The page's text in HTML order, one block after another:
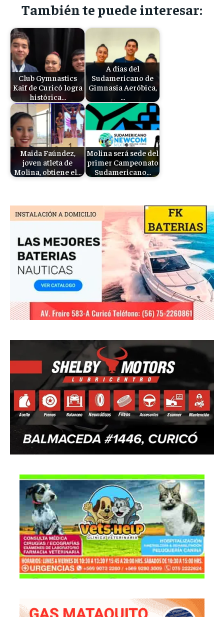
También te puede interesar:
Club Gymnastics
Kaif de Curicó logra
histórica…
A días del
Sudamericano de
Gimnasia Aeróbica,
…
Maida Faúndez,
joven atleta de
Molina, obtiene el…
Molina será sede del
primer Campeonato
Sudamericano…